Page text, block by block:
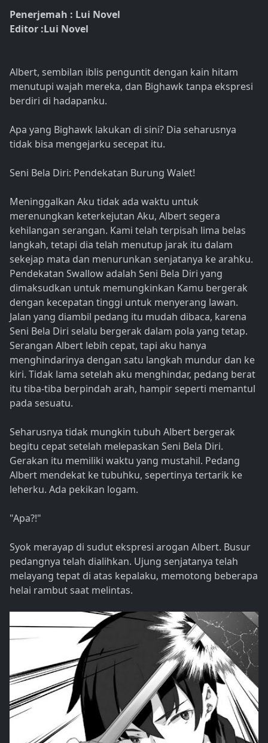
Penerjemah : Lui Novel
Editor :Lui Novel
Albert, sembilan iblis penguntit dengan kain hitam
menutupi wajah mereka, dan Bighawk tanpa ekspresi
berdiri di hadapanku.
Apa yang Bighawk lakukan di sini? Dia seharusnya
tidak bisa mengejarku secepat itu.
Seni Bela Diri: Pendekatan Burung Walet!
Meninggalkan Aku tidak ada waktu untuk
merenungkan keterkejutan Aku, Albert segera
kehilangan serangan. Kami telah terpisah lima belas
langkah, tetapi dia telah menutup jarak itu dalam
sekejap mata dan menurunkan senjatanya ke arahku.
Pendekatan Swallow adalah Seni Bela Diri yang
dimaksudkan untuk memungkinkan Kamu bergerak
dengan kecepatan tinggi untuk menyerang lawan.
Jalan yang diambil pedang itu mudah dibaca, karena
Seni Bela Diri selalu bergerak dalam pola yang tetap.
Serangan Albert lebih cepat, tapi aku hanya
menghindarinya dengan satu langkah mundur dan ke
kiri. Tidak lama setelah aku menghindar, pedang berat
itu tiba-tiba berpindah arah, hampir seperti memantul
pada sesuatu.
Seharusnya tidak mungkin tubuh Albert bergerak
begitu cepat setelah melepaskan Seni Bela Diri.
Gerakan itu memiliki waktu yang mustahil. Pedang
Albert mendekat ke tubuhku, sepertinya tertarik ke
leherku. Ada pekikan logam.
"Apa?!"
Syok merayap di sudut ekspresi arogan Albert. Busur
pedangnya telah dialihkan. Ujung senjatanya telah
melayang tepat di atas kepalaku, memotong beberapa
helai rambut saat melintas.